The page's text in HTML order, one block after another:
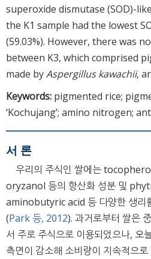
superoxide dismutase (SOD)-
the K1 sample had the lowest
(59.03%). However, there was
between K3, which comprised
made byAspergillus kawachii,
Keywords: pigmented rice;
‘Kochujang’; amino nitrogen;
서 론
우리의 주식인 쌀에는
oryzanol 등의 항산화 성분 및
aminobutyric acid 등 다양한 생리
(Park 등, 2012). 과거로부터 쌀은
서 주로 주식으로 이용되었으나, 오
측면이 감소해 소비량이 지속적으